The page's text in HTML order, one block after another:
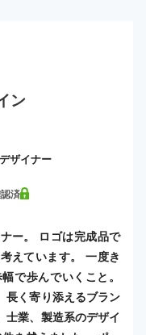
ン
ザイナー
済
ー。 ロゴは完成品で
えています。 一度き
で歩んでいくこと。
長く寄り添えるブラン
士業、製造系のデザイ